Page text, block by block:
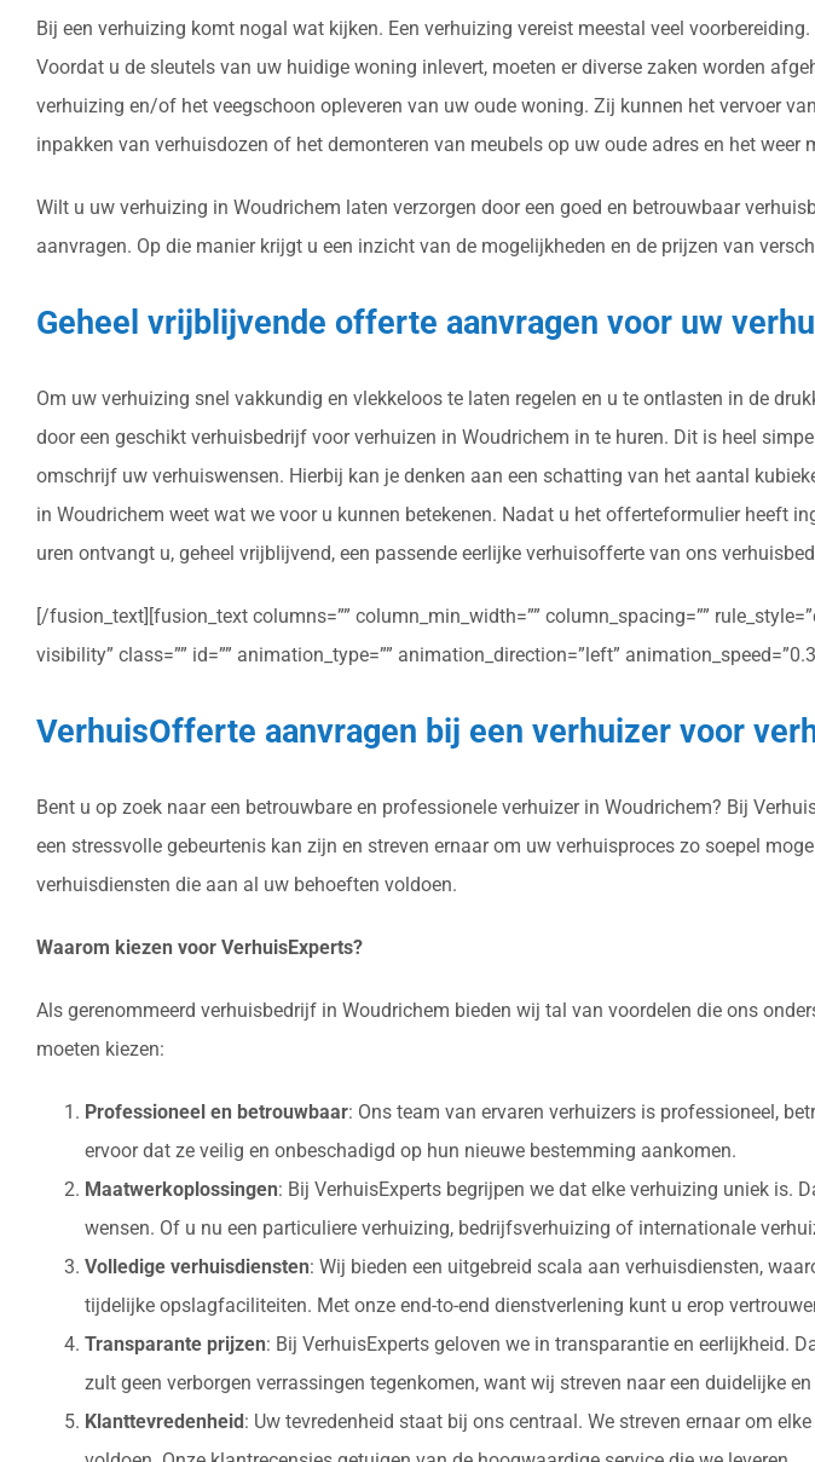
Bij een verhuizing komt nogal wat kijken. Een verhuizing vereist meestal veel
Voordat u de sleutels van uw huidige woning inlevert, moeten er diverse zaken worden
verhuizing en/of het veegschoon opleveren van uw oude woning. Zij kunnen het vervoer
inpakken van verhuisdozen of het demonteren van meubels op uw oude adres en het
Wilt u uw verhuizing in Woudrichem laten verzorgen door een goed en betrouwbaar
aanvragen. Op die manier krijgt u een inzicht van de mogelijkheden en de prijzen van
Geheel vrijblijvende offerte aanvragen voor uw
Om uw verhuizing snel vakkundig en vlekkeloos te laten regelen en u te ontlasten in de
door een geschikt verhuisbedrijf voor verhuizen in Woudrichem in te huren. Dit is heel
omschrijf uw verhuiswensen. Hierbij kan je denken aan een schatting van het aantal
in Woudrichem weet wat we voor u kunnen betekenen. Nadat u het offerteformulier heeft
uren ontvangt u, geheel vrijblijvend, een passende eerlijke verhuisofferte van ons
[/fusion_text][fusion_text columns=”” column_min_width=”” column_spacing=””
visibility” class=”” id=”” animation_type=”” animation_direction=”left”
VerhuisOfferte aanvragen bij een verhuizer voor
Bent u op zoek naar een betrouwbare en professionele verhuizer in Woudrichem? Bij
een stressvolle gebeurtenis kan zijn en streven ernaar om uw verhuisproces zo soepel
verhuisdiensten die aan al uw behoeften voldoen.
Waarom kiezen voor VerhuisExperts?
Als gerenommeerd verhuisbedrijf in Woudrichem bieden wij tal van voordelen die ons
moeten kiezen:
Professioneel en betrouwbaar: Ons team van ervaren verhuizers is professioneel,
ervoor dat ze veilig en onbeschadigd op hun nieuwe bestemming aankomen.
Maatwerkoplossingen: Bij VerhuisExperts begrijpen we dat elke verhuizing uniek is.
wensen. Of u nu een particuliere verhuizing, bedrijfsverhuizing of internationale
Volledige verhuisdiensten: Wij bieden een uitgebreid scala aan verhuisdiensten,
tijdelijke opslagfaciliteiten. Met onze end-to-end dienstverlening kunt u erop
Transparante prijzen: Bij VerhuisExperts geloven we in transparantie en eerlijkheid.
zult geen verborgen verrassingen tegenkomen, want wij streven naar een duidelijke
Klanttevredenheid: Uw tevredenheid staat bij ons centraal. We streven ernaar om